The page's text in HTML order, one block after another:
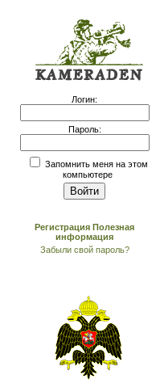
Логин:
Пароль:
Запомнить меня на этом
компьютере
Регистрация Полезная
информация
Забыли свой пароль?